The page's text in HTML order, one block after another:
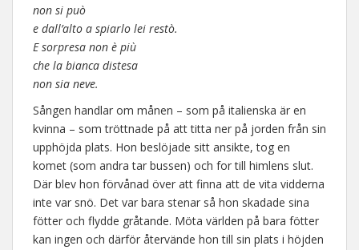
non si può
e dall’alto a spiarlo lei restò.
E sorpresa non è più
che la bianca distesa
non sia neve.
Sången handlar om månen – som på italienska är en
kvinna – som tröttnade på att titta ner på jorden från sin
upphöjda plats. Hon beslöjade sitt ansikte, tog en
komet (som andra tar bussen) och for till himlens slut.
Där blev hon förvånad över att finna att de vita vidderna
inte var snö. Det var bara stenar så hon skadade sina
fötter och flydde gråtande. Möta världen på bara fötter
kan ingen och därför återvände hon till sin plats i höjden